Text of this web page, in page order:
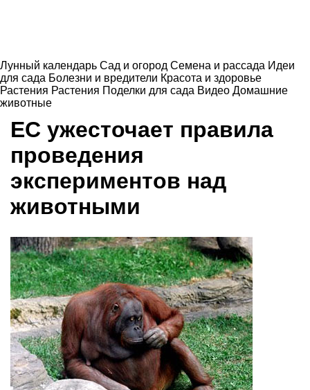
Лунный календарь Сад и огород Семена и рассада Идеи
для сада Болезни и вредители Красота и здоровье
Растения Растения Поделки для сада Видео Домашние
животные
ЕС ужесточает правила
проведения
экспериментов над
животными